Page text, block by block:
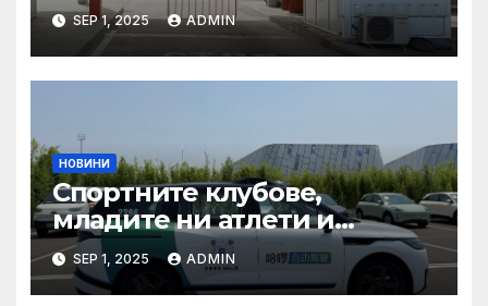
туризма и контролните
органи откриха нарушения
при пътувания
SEP 1, 2025 ADMIN
НОВИНИ
Спортните клубове,
младите ни атлети и
техните треньори имат
нужда от нашата подкрепа
SEP 1, 2025 ADMIN